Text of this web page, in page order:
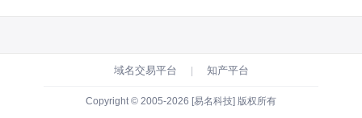
域名交易平台 知产平台
Copyright © 2005-2026 [易名科技] 版权所有